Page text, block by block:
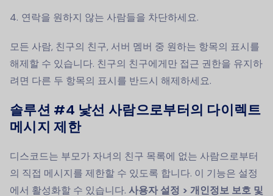
연락을 원하지 않는 사람들을 차단하세요.
모든 사람, 친구의 친구, 서버 멤버 중 원하는 항목의 표시를
해제할 수 있습니다. 친구의 친구에게만 접근 권한을 유지하
려면 다른 두 항목의 표시를 반드시 해제하세요.
솔루션 #4 낯선 사람으로부터의 다이렉트
메시지 제한
디스코드는 부모가 자녀의 친구 목록에 없는 사람으로부터
의 직접 메시지를 제한할 수 있도록 합니다. 이 기능은 설정
에서 활성화할 수 있습니다. 사용자 설정 > 개인정보 보호 및